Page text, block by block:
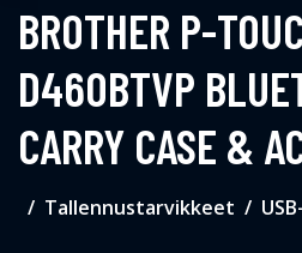
BROTHER P-
D460BTVP
CARRY CASE &
Tallennustarvikkeet